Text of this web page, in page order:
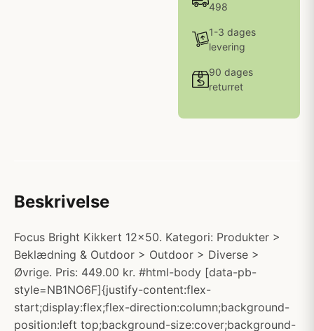
498
1-3 dages
levering
90 dages
returret
Beskrivelse
Focus Bright Kikkert 12x50. Kategori: Produkter >
Beklædning & Outdoor > Outdoor > Diverse >
Øvrige. Pris: 449.00 kr. #html-body [data-pb-
style=NB1NO6F]{justify-content:flex-
start;display:flex;flex-direction:column;background-
position:left top;background-size:cover;background-